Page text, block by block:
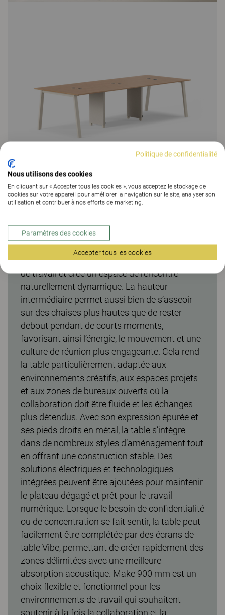
Table de réunion Make, hauteur fixe 90
La table de réunion Make, hauteur 900 mm,
encourage la variation au cours de la journée
de travail et crée un espace de rencontre
naturellement dynamique. La hauteur
intermédiaire permet aussi bien de s’asseoir
sur des chaises plus hautes que de rester
debout pendant de courts moments,
favorisant ainsi l’énergie, le mouvement et une
culture de réunion plus engageante. Cela rend
la table particulièrement adaptée aux
environnements créatifs, aux espaces projets
et aux zones de bureaux ouverts où la
collaboration doit être fluide et les échanges
plus détendus. Avec son expression épurée et
ses pieds droits en métal, la table s’intègre
dans de nombreux styles d’aménagement tout
en offrant une construction stable. Des
solutions électriques et technologiques
intégrées peuvent être ajoutées pour maintenir
le plateau dégagé et prêt pour le travail
numérique. Lorsque le besoin de confidentialité
ou de concentration se fait sentir, la table peut
facilement être complétée par des écrans de
table Vibe, permettant de créer rapidement des
zones délimitées avec une meilleure
absorption acoustique. Make 900 mm est un
choix flexible et fonctionnel pour les
environnements de travail qui souhaitent
soutenir à la fois la collaboration et la
Politique de confidentialité
Nous utilisons des cookies
En cliquant sur « Accepter tous les cookies », vous acceptez le stockage de
cookies sur votre appareil pour améliorer la navigation sur le site, analyser son
utilisation et contribuer à nos efforts de marketing.
Paramètres des cookies
Accepter tous les cookies